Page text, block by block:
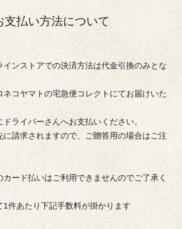
支払い方法について
インストアでの決済方法は代金引換のみとな
ネコヤマトの宅急便コレクトにてお届けいた
ライバーさんへお支払いください。
に請求されますので、ご贈答用の場合はご注
カード払いはご利用できませんのでご了承く
1件あたり下記手数料が掛かります